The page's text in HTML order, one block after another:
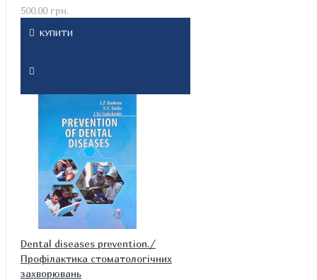
500.00 грн.
КУПИТИ
Dental diseases prevention./
Профілактика стоматологічних
захворювань